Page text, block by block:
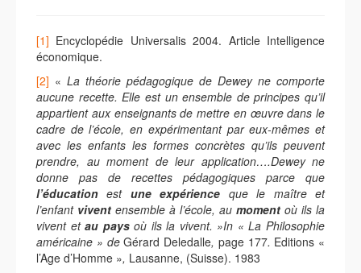
[1] Encyclopédie Universalis 2004. Article Intelligence
économique.
[2] « La théorie pédagogique de Dewey ne comporte
aucune recette. Elle est un ensemble de principes qu’il
appartient aux enseignants de mettre en œuvre dans le
cadre de l’école, en expérimentant par eux-mêmes et
avec les enfants les formes concrètes qu’ils peuvent
prendre, au moment de leur application….Dewey ne
donne pas de recettes pédagogiques parce que
l’éducationest une expérience que le maître et
l’enfant vivent ensemble à l’école, au moment où ils la
vivent etau paysoù ils la vivent. »In « La Philosophie
américaine » deGérard Deledalle, page 177. Editions «
l’Age d’Homme », Lausanne, (Suisse). 1983